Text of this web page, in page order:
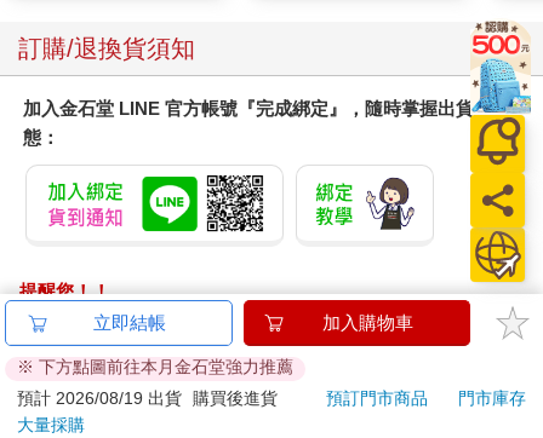
訂購/退換貨須知
加入金石堂 LINE 官方帳號『完成綁定』，隨時掌握出貨動
態：
提醒您！！
金石堂及銀行均不會請您操作ATM! 如接獲電話要求您前往
ATM提款機，請不要聽從指示，以免受騙上當！
退換貨須知：
**提醒您，鑑賞期不等於試用期，退回商品須為全新狀態**
立即結帳 加入購物車
※ 下方點圖前往本月金石堂強力推薦
預計 2026/08/19 出貨
購買後進貨 預訂門市商品
門市庫存
大量採購